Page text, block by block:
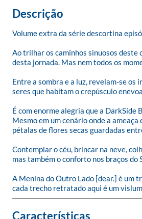
Descrição
Volume extra da série descortina
Ao trilhar os caminhos sinuosos deste
desta jornada. Mas nem todos os
Entre a sombra e a luz, revelam-se os
seres que habitam o crepúsculo
É com enorme alegria que a DarkSide
Mesmo em um cenário onde a
pétalas de flores secas guardadas
Contemplar o céu, brincar na neve,
mas também o conforto nos braços do
A Menina do Outro Lado [dear.] é um
cada trecho retratado aqui é um